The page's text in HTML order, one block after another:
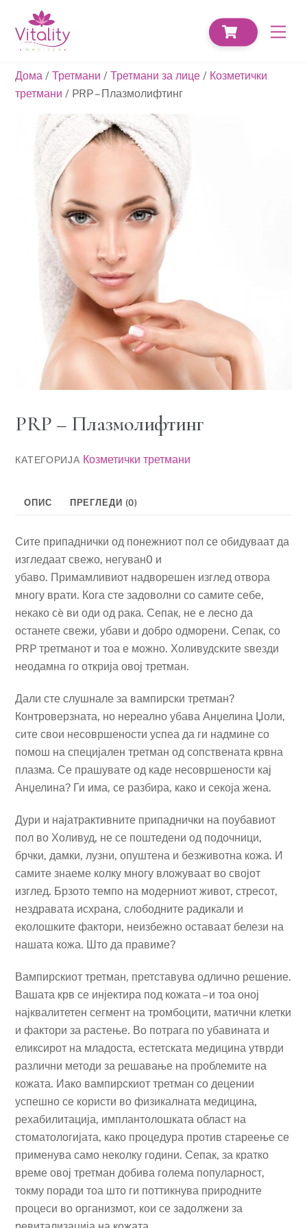
content
CART
Дома /Третмани /Третмани за лице / Козметички
третмани / PRP – Плазмолифтинг
PRP – Плазмолифтинг
КАТЕГОРИЈА Козметички третмани
ОПИС ПРЕГЛЕДИ (0)
Сите припаднички од понежниот пол се обидуваат да
изгледаат свежо, негуван0 и
убаво. Примамливиот надворешен изглед отвора
многу врати. Кога сте задоволни со самите себе,
некако сè ви оди од рака. Сепак, не е лесно да
останете свежи, убави и добро одморени. Сепак, со
PRP третманот и тоа е можно. Холивудските ѕвезди
неодамна го открија овој третман.
Дали сте слушнале за вампирски третман?
Контроверзната, но нереално убава Анџелина Џоли,
сите свои несовршености успеа да ги надмине со
помош на специјален третман од сопствената крвна
плазма. Се прашувате од каде несовршености кај
Анџелина? Ги има, се разбира, како и секоја жена.
Дури и најатрактивните припаднички на поубавиот
пол во Холивуд, не се поштедени од подочници,
брчки, дамки, лузни, опуштена и безживотна кожа. И
самите знаеме колку многу вложуваат во својот
изглед. Брзото темпо на модерниот живот, стресот,
нездравата исхрана, слободните радикали и
еколошките фактори, неизбежно оставаат белези на
нашата кожа. Што да правиме?
Вампирскиот третман, претставува одлично решение.
Вашата крв се инјектира под кожата – и тоа оној
најквалитетен сегмент на тромбоцити, матични клетки
и фактори за растење. Во потрага по убавината и
еликсирот на младоста, естетската медицина утврди
различни методи за решавање на проблемите на
кожата. Иако вампирскиот третман со децении
успешно се користи во физикалната медицина,
рехабилитација, имплантолошката област на
стоматологијата, како процедура против стареење се
применува само неколку години. Сепак, за кратко
време овој третман добива голема популарност,
токму поради тоа што ги поттикнува природните
процеси во организмот, кои се задолжени за